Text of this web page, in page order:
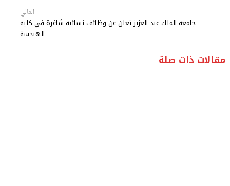
التالي
جامعة الملك عبد العزيز تعلن عن وظائف نسائية شاغرة في كلية
الهندسة
مقالات ذات صلة